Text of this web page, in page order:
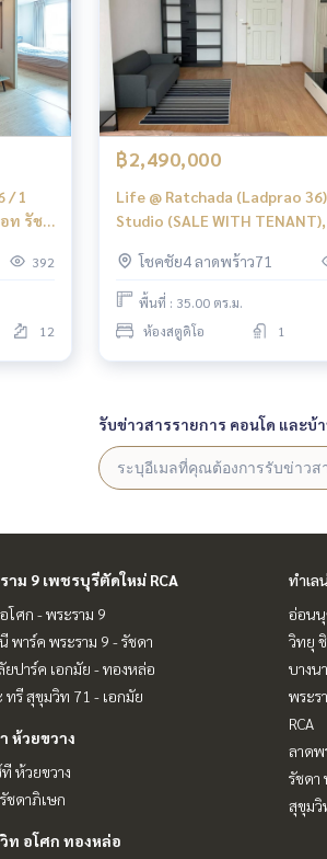
/ 1
ท รัช
392
12
฿2,490,000
Life @ Ratchada (Ladprao
Studio (SALE WITH
(ขายพร้อมผู้เช่า) ML171
โชคชัย4 ลาดพร้าว71
พื้นที่ : 35.00 ตร.ม.
ห้องสตูดิโอ
1
รับข่าวสารรายการ คอนโด และบ้
าม 9 เพชรบุรีตัดใหม่ RCA
โศก - พระราม 9
พาร์ค พระราม 9 - รัชดา
ยปาร์ค เอกมัย - ทองหล่อ
ทรี สุขุมวิท 71 - เอกมัย
ห้วยขวาง
ห้วยขวาง
ชดาภิเษก
ท อโศก ทองหล่อ
ทำเล
อ่อน
วิทยุ
บางน
พระร
RCA
ลาดพ
รัชดา
สุขุมวิ